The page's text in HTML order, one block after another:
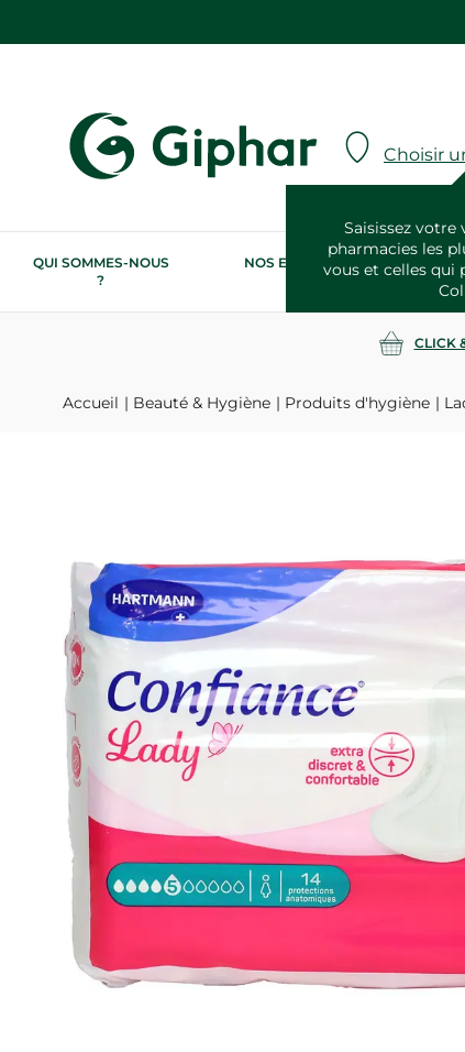
Choisir
Saisissez votre
pharmacies les
vous et celles qui
QUI SOMMES-NOUS
?
NOS ENGAGEMENTS
RSE
CLICK
Accueil Beauté & Hygiène Produits d'hygiène